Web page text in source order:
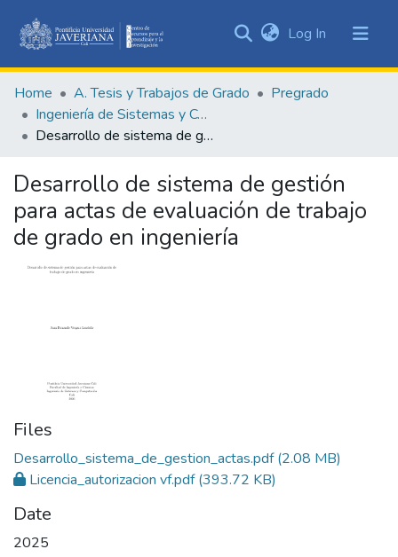
&
Collections
All of DSpace
Statistics
Log In (current)
Home A. Tesis y Trabajos de Grado
Pregrado
Ingeniería de Sistemas y Computación
Desarrollo de sistema de gestión para actas de evaluación de trabajo de grado en ingeniería
Desarrollo de sistema de gestión
para actas de evaluación de trabajo
de grado en ingeniería
Files
Desarrollo_sistema_de_gestion_actas.pdf(2.08 MB)
Licencia_autorizacion vf.pdf(393.72 KB)
Date
2025